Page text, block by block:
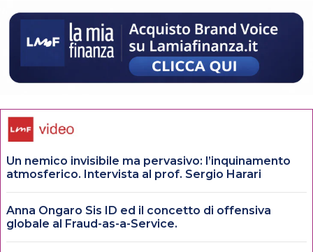
Un nemico invisibile ma pervasivo: l’inquinamento
atmosferico. Intervista al prof. Sergio Harari
Anna Ongaro Sis ID ed il concetto di offensiva
globale al Fraud-as-a-Service.